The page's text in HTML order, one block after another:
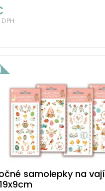
výzdobu. NÁVOD: 1.
kryciu fóliu. 2. Celý
vodou, potom ho priložte
samolepky na